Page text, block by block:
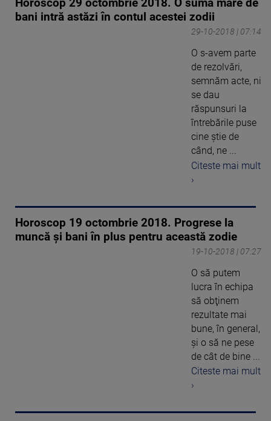
Horoscop 29 octombrie 2018. O sumă mare de
bani intră astăzi în contul acestei zodii
29-10-2018 | 07:14
O s-avem parte
de rezolvări,
semnăm acte, ni
se dau
răspunsuri la
întrebările puse
cine ştie de
când, ne ...
Citeste mai mult
›
Horoscop 19 octombrie 2018. Progrese la
muncă și bani în plus pentru această zodie
19-10-2018 | 07:27
O să putem
lucra în echipa
să obţinem
rezultate mai
bune, în general,
şi o să ne pese
de cât de bine ...
Citeste mai mult
›